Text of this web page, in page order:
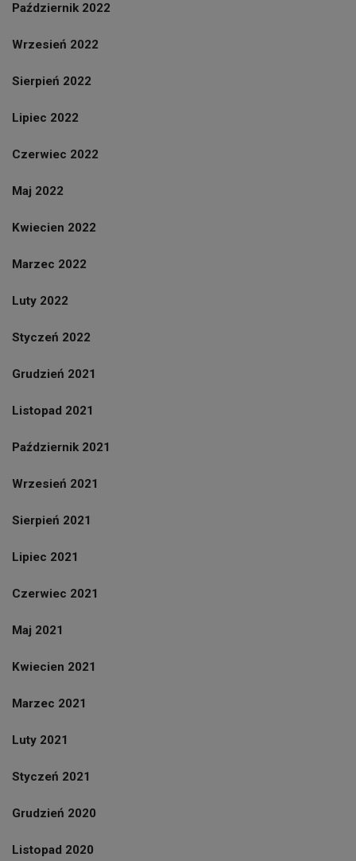
Październik 2022
Wrzesień 2022
Sierpień 2022
Lipiec 2022
Czerwiec 2022
Maj 2022
Kwiecien 2022
Marzec 2022
Luty 2022
Styczeń 2022
Grudzień 2021
Listopad 2021
Październik 2021
Wrzesień 2021
Sierpień 2021
Lipiec 2021
Czerwiec 2021
Maj 2021
Kwiecien 2021
Marzec 2021
Luty 2021
Styczeń 2021
Grudzień 2020
Listopad 2020